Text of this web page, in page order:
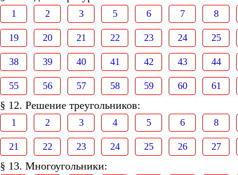
1 2 3 5 6 7 8
19 20 21 22 23 24 25
38 39 40 41 42 43 44
55 56 57 58 59 60 61
§ 12. Решение треугольников:
1 2 3 4 5 6 8
21 22 23 24 25 26 27
§ 13. Многоугольники: